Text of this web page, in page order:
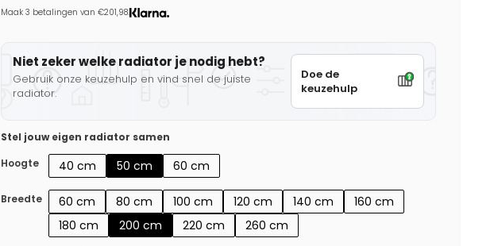
Maak 3 betalingen van €201,98.
Niet zeker welke radiator je nodig hebt?
Gebruik onze keuzehulp en vind snel de juiste
radiator.
Doe de
keuzehulp
Stel jouw eigen radiator samen
Hoogte
40 cm 50 cm 60 cm
Breedte 60 cm 80 cm 100 cm 120 cm 140 cm
160 cm
180 cm
200 cm 220 cm 260 cm